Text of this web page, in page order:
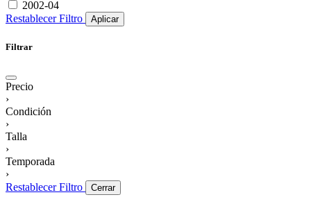
2002-04
Restablecer Filtro
Aplicar
Filtrar
Precio
›
Condición
›
Talla
›
Temporada
›
Restablecer Filtro
Cerrar